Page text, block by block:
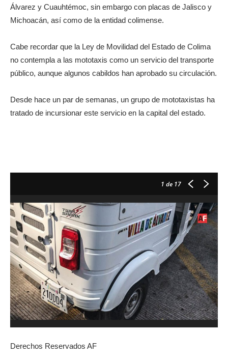
Álvarez y Cuauhtémoc, sin embargo con placas de Jalisco y
Michoacán, así como de la entidad colimense.
Cabe recordar que la Ley de Movilidad del Estado de Colima
no contempla a las mototaxis como un servicio del transporte
público, aunque algunos cabildos han aprobado su circulación.
Desde hace un par de semanas, un grupo de mototaxistas ha
tratado de incursionar este servicio en la capital del estado.
1 de 17
Derechos Reservados AF